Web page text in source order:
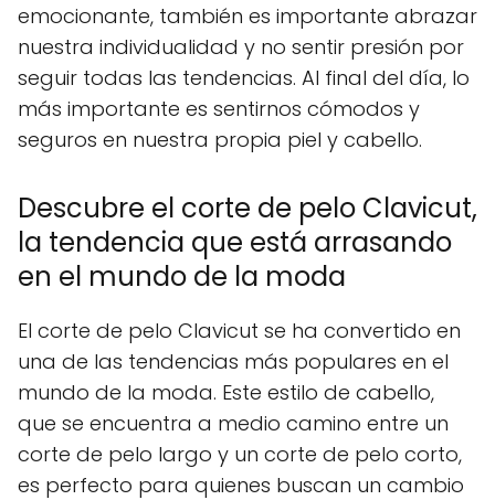
emocionante, también es importante abrazar
nuestra individualidad y no sentir presión por
seguir todas las tendencias. Al final del día, lo
más importante es sentirnos cómodos y
seguros en nuestra propia piel y cabello.
Descubre el corte de pelo Clavicut,
la tendencia que está arrasando
en el mundo de la moda
El corte de pelo Clavicut se ha convertido en
una de las tendencias más populares en el
mundo de la moda. Este estilo de cabello,
que se encuentra a medio camino entre un
corte de pelo largo y un corte de pelo corto,
es perfecto para quienes buscan un cambio